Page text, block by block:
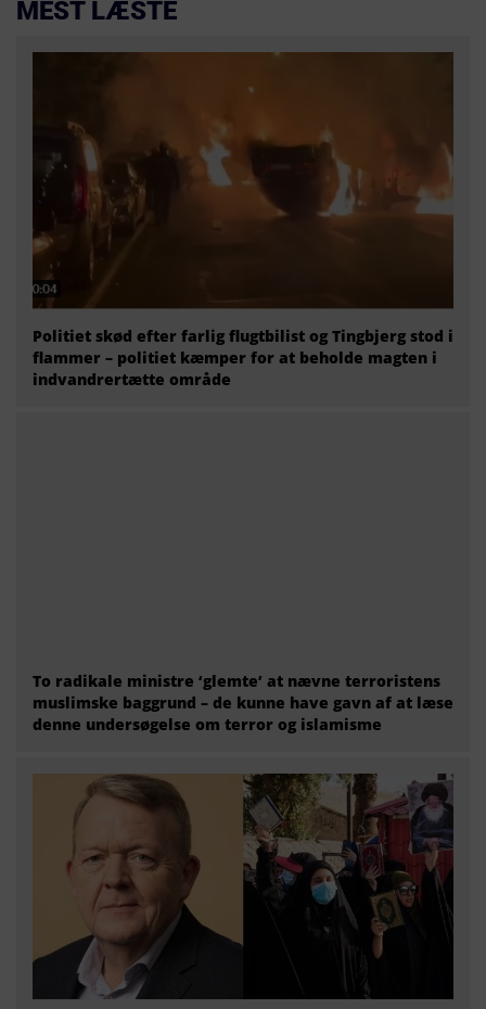
MEST LÆSTE
Politiet skød efter farlig flugtbilist og Tingbjerg stod i
flammer – politiet kæmper for at beholde magten i
indvandrertætte område
To radikale ministre ‘glemte’ at nævne terroristens
muslimske baggrund – de kunne have gavn af at læse
denne undersøgelse om terror og islamisme